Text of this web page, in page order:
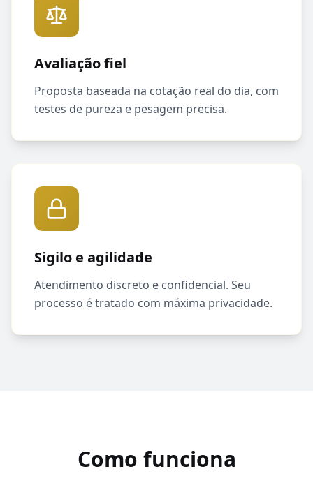
Avaliação fiel
Proposta baseada na cotação real do dia, com
testes de pureza e pesagem precisa.
Sigilo e agilidade
Atendimento discreto e confidencial. Seu
processo é tratado com máxima privacidade.
Como funciona